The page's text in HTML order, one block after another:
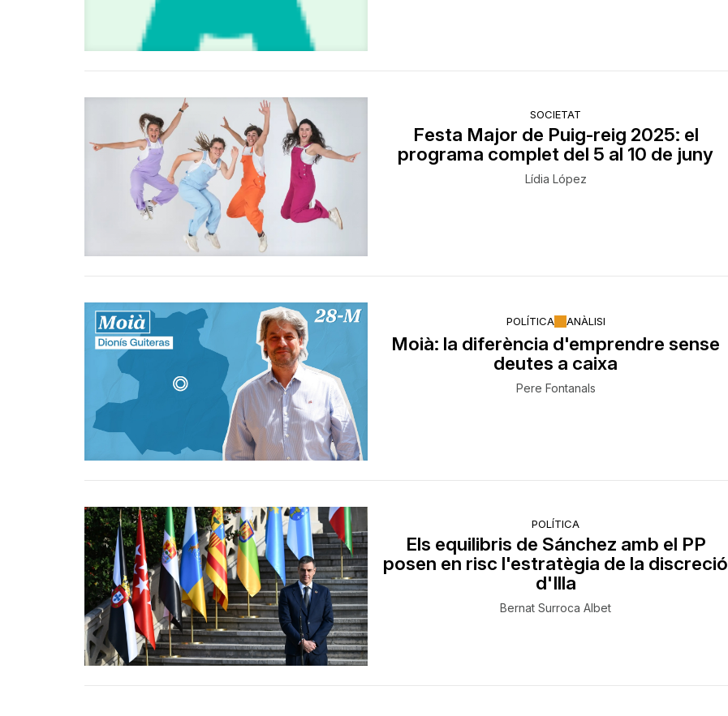
SOCIETAT
Festa Major de Puig-reig 2025: el
programa complet del 5 al 10 de juny
Lídia López
POLÍTICA ANÀLISI
Moià: la diferència d'emprendre sense
deutes a caixa
Pere Fontanals
POLÍTICA
Els equilibris de Sánchez amb el PP
posen en risc l'estratègia de la discreció
d'Illa
Bernat Surroca Albet